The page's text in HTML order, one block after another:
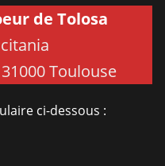
de Tolosa
Toulouse
ci-dessous :